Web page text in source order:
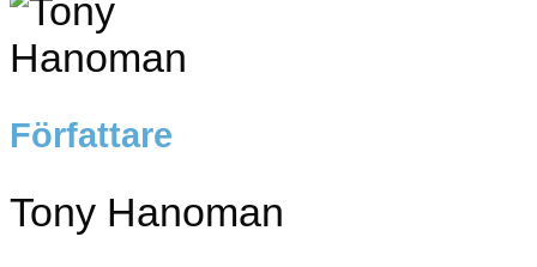
Författare
Tony Hanoman